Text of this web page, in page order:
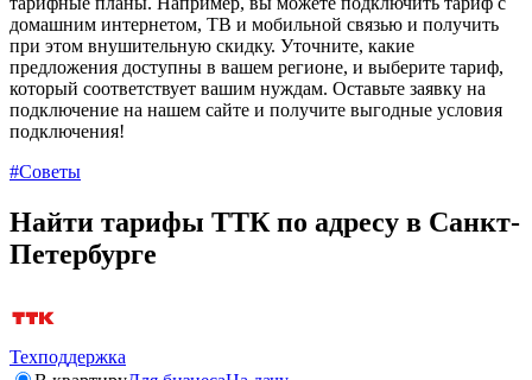
домашним интернетом, ТВ и мобильной связью и получить
при этом внушительную скидку. Уточните, какие
предложения доступны в вашем регионе, и выберите тариф,
который соответствует вашим нуждам. Оставьте заявку на
подключение на нашем сайте и получите выгодные условия
подключения!
#Советы
Найти тарифы ТТК по адресу в Санкт-
Петербурге
Техподдержка